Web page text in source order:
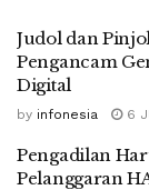
Judol dan
Pengancam
Digital
by infonesia 6
Pengadilan
Pelanggaran